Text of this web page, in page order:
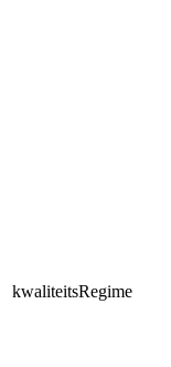
kwaliteitsRegime